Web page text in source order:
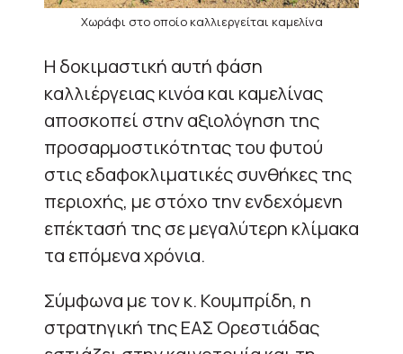
Χωράφι στο οποίο καλλιεργείται καμελίνα
Η δοκιμαστική αυτή φάση
καλλιέργειας κινόα και καμελίνας
αποσκοπεί στην αξιολόγηση της
προσαρμοστικότητας του φυτού
στις εδαφοκλιματικές συνθήκες της
περιοχής, με στόχο την ενδεχόμενη
επέκτασή της σε μεγαλύτερη κλίμακα
τα επόμενα χρόνια.
Σύμφωνα με τον κ. Κουμπρίδη, η
στρατηγική της ΕΑΣ Ορεστιάδας